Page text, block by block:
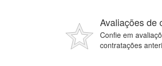
Avaliações de
Confie em
contratações